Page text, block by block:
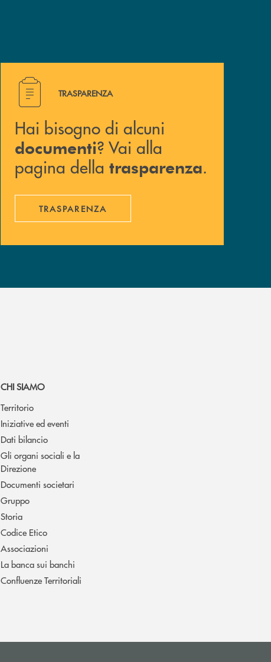
Hai bisogno di alcuni documenti ? Vai alla pagina della
TRASPARENZA
Hai bisogno di alcuni
documenti? Vai alla
pagina della trasparenza.
TRASPARENZA
CHI SIAMO
Territorio
Iniziative ed eventi
Dati bilancio
Gli organi sociali e la
Direzione
Documenti societari
Gruppo
Storia
Codice Etico
Associazioni
La banca sui banchi
Confluenze Territoriali